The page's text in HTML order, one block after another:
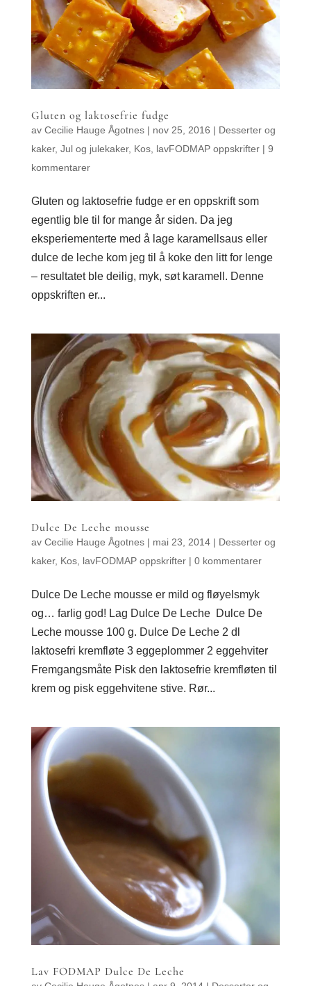
Gluten og laktosefrie fudge
av Cecilie Hauge Ågotnes| nov 25, 2016 | Desserter og
kaker, Jul og julekaker, Kos, lavFODMAP oppskrifter| 9
kommentarer
Gluten og laktosefrie fudge er en oppskrift som
egentlig ble til for mange år siden. Da jeg
eksperiementerte med å lage karamellsaus eller
dulce de leche kom jeg til å koke den litt for lenge
– resultatet ble deilig, myk, søt karamell. Denne
oppskriften er...
Dulce De Leche mousse
av Cecilie Hauge Ågotnes| mai 23, 2014| Desserter og
kaker, Kos, lavFODMAP oppskrifter| 0 kommentarer
Dulce De Leche mousse er mild og fløyelsmyk
og… farlig god! Lag Dulce De Leche Dulce De
Leche mousse 100 g. Dulce De Leche 2 dl
laktosefri kremfløte 3 eggeplommer 2 eggehviter
Fremgangsmåte Pisk den laktosefrie kremfløten til
krem og pisk eggehvitene stive. Rør...
Lav FODMAP Dulce De Leche